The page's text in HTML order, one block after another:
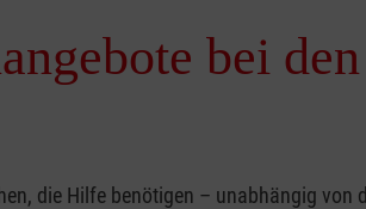
bei
die Hilfe benötigen – unabhängig von